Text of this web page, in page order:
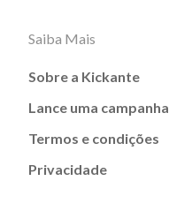
Saiba Mais
Sobre a Kickante
Lance uma campanha
Termos e condições
Privacidade